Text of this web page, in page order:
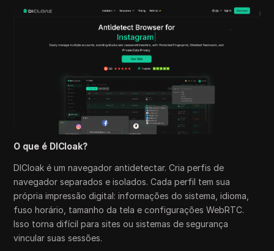
O que é DICloak?
DICloak é um navegador antidetectar. Cria perfis de
navegador separados e isolados. Cada perfil tem sua
própria impressão digital: informações do sistema, idioma,
fuso horário, tamanho da tela e configurações WebRTC.
Isso torna difícil para sites ou sistemas de segurança
vincular suas sessões.